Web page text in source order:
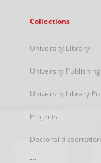
Collections
University Library
University Publishing
University Library
Projects
Doctoral
...